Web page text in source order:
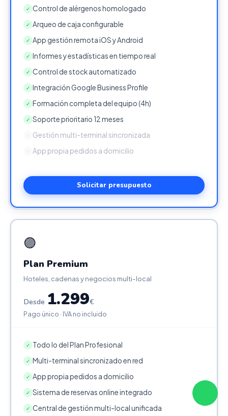
✓ Control de alérgenos homologado
✓ Arqueo de caja configurable
✓ App gestión remota iOS y Android
✓ Informes y estadísticas en tiempo real
✓ Control de stock automatizado
✓ Integración Google Business Profile
✓ Formación completa del equipo (4h)
✓ Soporte prioritario 12 meses
Gestión multi-terminal sincronizada
App propia pedidos a domicilio
Solicitar presupuesto
🟣
Plan Premium
Hoteles, cadenas y negocios multi-local
Desde 1.299€
Pago único · IVA no incluido
✓ Todo lo del Plan Profesional
✓ Multi-terminal sincronizado en red
✓ App propia pedidos a domicilio
✓ Sistema de reservas online integrado
✓ Central de gestión multi-local unificada